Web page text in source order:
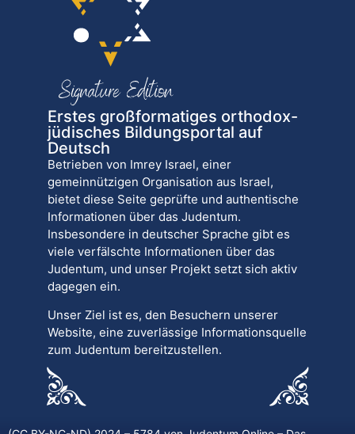
Erstes großformatiges orthodox-
jüdisches Bildungsportal auf
Deutsch
Betrieben von Imrey Israel, einer
gemeinnützigen Organisation aus Israel,
bietet diese Seite geprüfte und authentische
Informationen über das Judentum.
Insbesondere in deutscher Sprache gibt es
viele verfälschte Informationen über das
Judentum, und unser Projekt setzt sich aktiv
dagegen ein.
Unser Ziel ist es, den Besuchern unserer
Website, eine zuverlässige Informationsquelle
zum Judentum bereitzustellen.